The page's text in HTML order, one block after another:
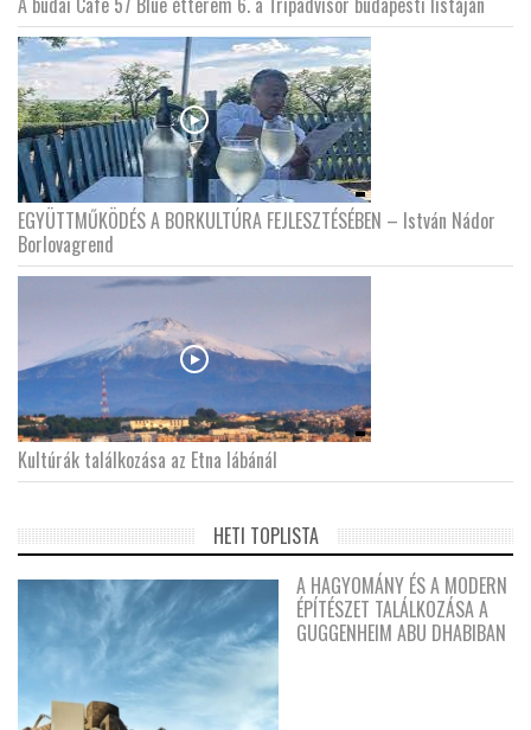
EGYÜTTMŰKÖDÉS A BORKULTÚRA FEJLESZTÉSÉBEN – István Nádor
Borlovagrend
Kultúrák találkozása az Etna lábánál
HETI TOPLISTA
A HAGYOMÁNY ÉS A MODERN
ÉPÍTÉSZET TALÁLKOZÁSA A
GUGGENHEIM ABU DHABIBAN